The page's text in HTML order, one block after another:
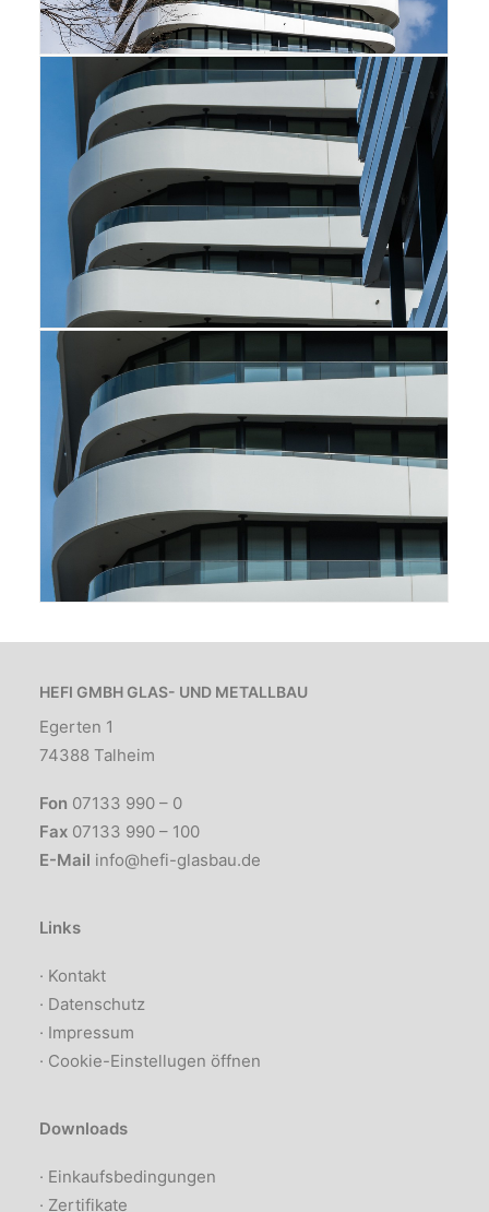
HEFI GMBH GLAS- UND METALLBAU
Egerten 1
74388 Talheim
Fon 07133 990 – 0
Fax 07133 990 – 100
E-Mail info@hefi-glasbau.de
Links
· Kontakt
· Datenschutz
· Impressum
· Cookie-Einstellugen öffnen
Downloads
· Einkaufsbedingungen
· Zertifikate